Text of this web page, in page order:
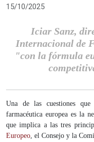
15/10/2025
Iciar Sanz,
Internacional de
"con la fórmula
Una de las cuestiones
farmacéutica europea es la
que implica a las tres
Europeo, el Consejo y la